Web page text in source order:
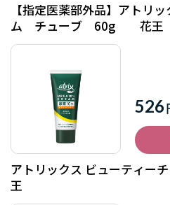
【指定医薬部外品】アトリ
ム チューブ 60g 花王
526
アトリックス ビューティー
王